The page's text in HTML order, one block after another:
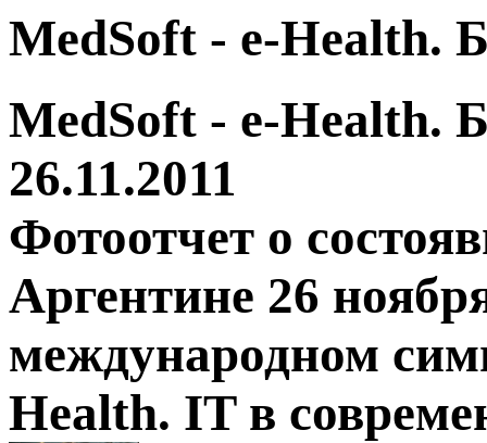
MedSoft - e-Health.
MedSoft - e-Health.
26.11.2011
Фотоотчет о
Аргентине 26
международном
Health. IT в